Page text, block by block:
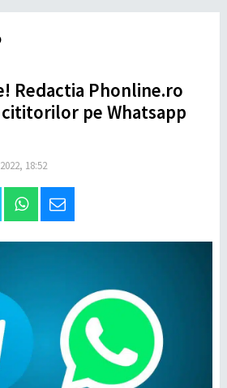
Redactia Phonline.ro
pe Whatsapp
18:52